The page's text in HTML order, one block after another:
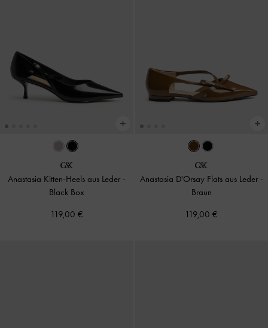
Anastasia Kitten-Heels aus Leder -
Black Box
119,00 €
Anastasia D'Orsay Flats aus Leder -
Braun
119,00 €